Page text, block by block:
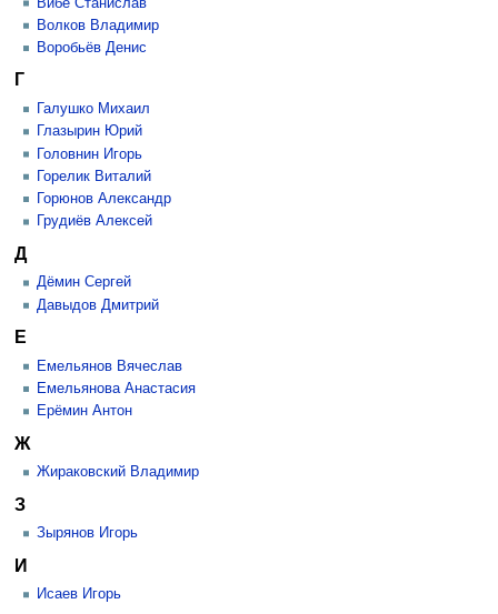
Волков Владимир
Воробьёв Денис
Г
Галушко Михаил
Глазырин Юрий
Головнин Игорь
Горелик Виталий
Горюнов Александр
Грудиёв Алексей
Д
Дёмин Сергей
Давыдов Дмитрий
Е
Емельянов Вячеслав
Емельянова Анастасия
Ерёмин Антон
Ж
Жираковский Владимир
З
Зырянов Игорь
И
Исаев Игорь